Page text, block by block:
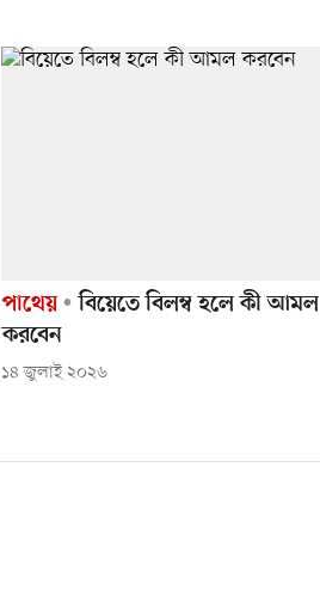
পাথেয়
বিয়েতে বিলম্ব হলে কী আমল
করবেন
১৪ জুলাই ২০২৬